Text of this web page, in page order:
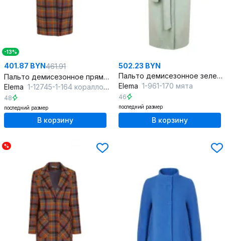
-13%
401.87 BYN461.91
Пальто демисезонное прямое на пуговицах с воротником-стойкой
Elema 1-12745-1-164 коралловая_клетка
48
последний размер
В корзину
502.23 BYN
Пальто демисезонное зеленое прямое с поясом и карманами
Elema 1-961-170 мята
46
последний размер
В корзину
%